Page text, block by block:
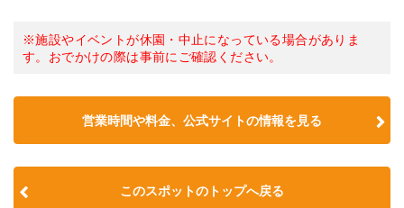
※施設やイベントが休園・中止になっている場合がありま
す。おでかけの際は事前にご確認ください。
営業時間や料金、公式サイトの情報を見る
このスポットのトップへ戻る